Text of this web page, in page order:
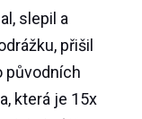
slepil a
přišil
původních
která je 15x